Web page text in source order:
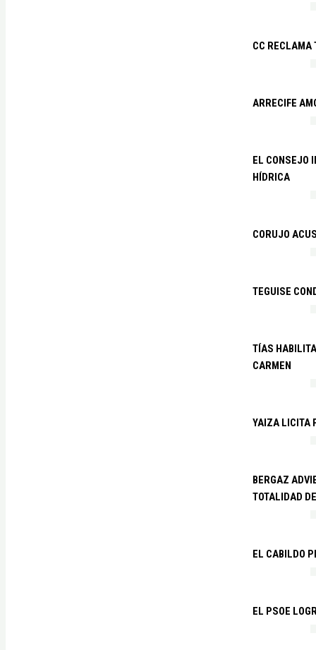
CC RECLAMA
ARRECIFE
EL CONSEJO
HÍDRICA
CORUJO
TEGUISE
TÍAS
CARMEN
YAIZA LICITA
BERGAZ
TOTALIDAD
EL CABILDO
EL PSOE